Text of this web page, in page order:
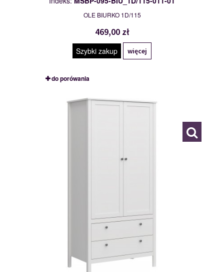
OLE BIURKO 1D/115
469,00 zł
Szybki zakup więcej
do porówania
MSBP-095-SZF_2D2S-011-01
117546